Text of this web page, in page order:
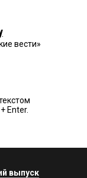
вести»
Enter.
выпуск